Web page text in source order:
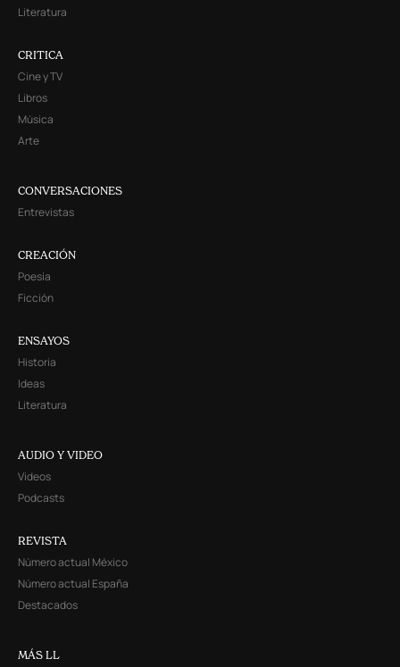
Literatura
CRITICA
Cine y TV
Libros
Música
Arte
CONVERSACIONES
Entrevistas
CREACIÓN
Poesía
Ficción
ENSAYOS
Historia
Ideas
Literatura
AUDIO Y VIDEO
Videos
Podcasts
REVISTA
Número actual México
Número actual España
Destacados
MÁS LL